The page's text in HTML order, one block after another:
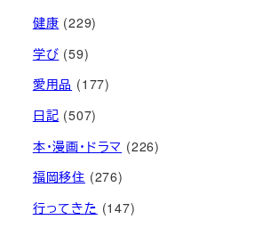
健康 (229)
学び (59)
愛用品 (177)
日記 (507)
本・漫画・ドラマ (226)
福岡移住 (276)
行ってきた (147)